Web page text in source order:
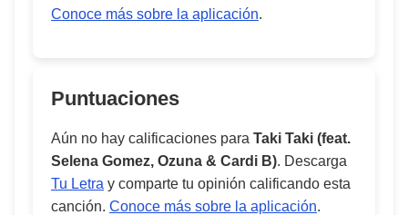
Conoce más sobre la aplicación.
Puntuaciones
Aún no hay calificaciones para Taki Taki (feat.
Selena Gomez, Ozuna & Cardi B). Descarga
Tu Letra y comparte tu opinión calificando esta
canción. Conoce más sobre la aplicación.